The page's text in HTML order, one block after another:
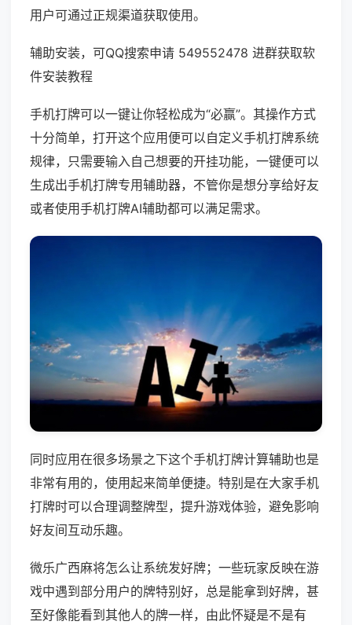
用户可通过正规渠道获取使用。
辅助安装，可QQ搜索申请 549552478 进群获取软
件安装教程
手机打牌可以一键让你轻松成为“必赢”。其操作方式
十分简单，打开这个应用便可以自定义手机打牌系统
规律，只需要输入自己想要的开挂功能，一键便可以
生成出手机打牌专用辅助器，不管你是想分享给好友
或者使用手机打牌AI辅助都可以满足需求。
同时应用在很多场景之下这个手机打牌计算辅助也是
非常有用的，使用起来简单便捷。特别是在大家手机
打牌时可以合理调整牌型，提升游戏体验，避免影响
好友间互动乐趣。
微乐广西麻将怎么让系统发好牌；一些玩家反映在游
戏中遇到部分用户的牌特别好，总是能拿到好牌，甚
至好像能看到其他人的牌一样，由此怀疑是不是有